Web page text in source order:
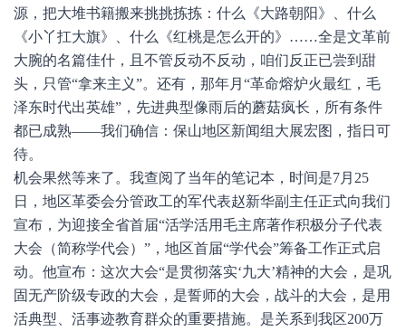
源，把大堆书籍搬来挑挑拣拣：什么《大路朝阳》、什么
《小丫扛大旗》、什么《红桃是怎么开的》……全是文革前
大腕的名篇佳什，且不管反动不反动，咱们反正已尝到甜
头，只管“拿来主义”。还有，那年月“革命熔炉火最红，毛
泽东时代出英雄”，先进典型像雨后的蘑菇疯长，所有条件
都已成熟——我们确信：保山地区新闻组大展宏图，指日可
待。
机会果然等来了。我查阅了当年的笔记本，时间是7月25
日，地区革委会分管政工的军代表赵新华副主任正式向我们
宣布，为迎接全省首届“活学活用毛主席著作积极分子代表
大会（简称学代会）”，地区首届“学代会”筹备工作正式启
动。他宣布：这次大会“是贯彻落实‘九大’精神的大会，是巩
固无产阶级专政的大会，是誓师的大会，战斗的大会，是用
活典型、活事迹教育群众的重要措施。是关系到我区200万